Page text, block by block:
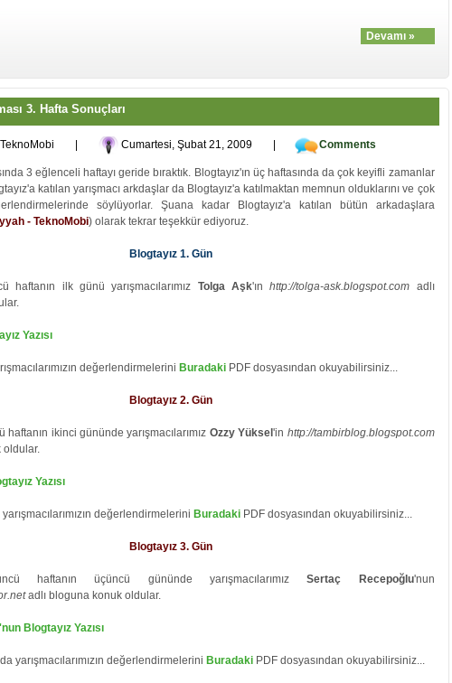
Devamı »
3. Hafta Sonuçları
TeknoMobi Cumartesi, Şubat 21, 2009 Comments
3 eğlenceli haftayı geride bıraktık. Blogtayız'ın üç haftasında da çok keyifli zamanlar
katılan yarışmacı arkdaşlar da Blogtayız'a katılmaktan memnun olduklarını ve çok
söylüyorlar. Şuana kadar Blogtayız'a katılan bütün arkadaşlara
- TeknoMobi) olarak tekrar teşekkür ediyoruz.
Blogtayız 1. Gün
haftanın ilk günü yarışmacılarımız Tolga Aşk'ınhttp://tolga-ask.blogspot.com adlı
Yazısı
değerlendirmelerini BuradakiPDF dosyasından okuyabilirsiniz...
Blogtayız 2. Gün
haftanın ikinci gününde yarışmacılarımız Ozzy Yüksel'in http://tambirblog.blogspot.com
oldular.
Yazısı
değerlendirmelerini BuradakiPDF dosyasından okuyabilirsiniz...
Blogtayız 3. Gün
haftanın üçüncü gününde yarışmacılarımızSertaç Recepoğlu'nun
adlı bloguna konuk oldular.
Blogtayız Yazısı
yarışmacılarımızın değerlendirmelerini BuradakiPDF dosyasından okuyabilirsiniz...